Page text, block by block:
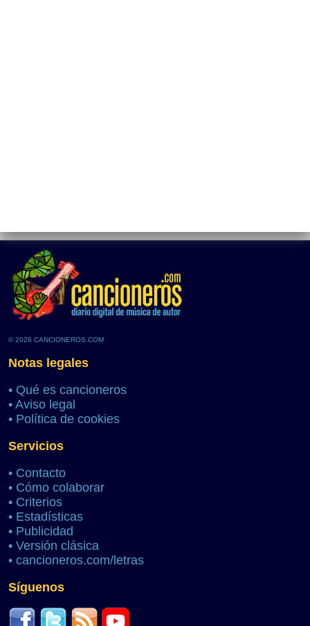
© 2026 CANCIONEROS.COM
Notas legales
• Qué es cancioneros
• Aviso legal
• Política de cookies
Servicios
• Contacto
• Cómo colaborar
• Criterios
• Estadísticas
• Publicidad
• Versión clásica
• cancioneros.com/letras
Síguenos